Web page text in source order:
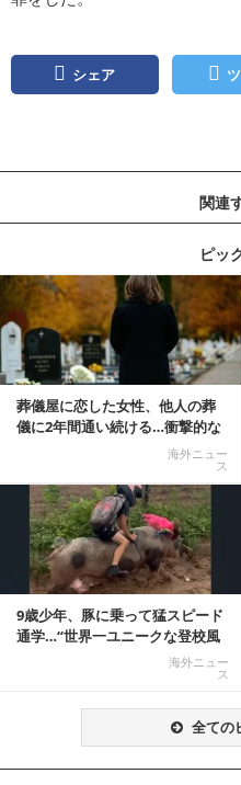
シェア
関連
ピッ
葬儀屋に恋した女性、他人の葬
儀に2年間通い続ける…衝撃的な
海外ニュー
ス
記事を読
9歳少年、豚に乗って猛スピード
通学…“世界一ユニークな登校風
海外ニュー
ス
全ての